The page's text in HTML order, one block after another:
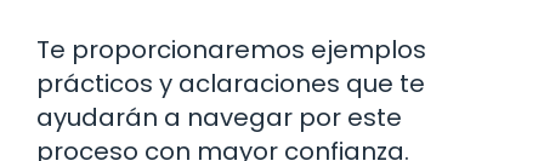
Te proporcionaremos ejemplos
prácticos y aclaraciones que te
ayudarán a navegar por este
proceso con mayor confianza.